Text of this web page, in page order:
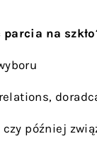
na
później